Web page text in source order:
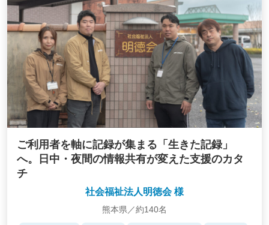
ご利用者を軸に記録が集まる「生きた記録」
へ。日中・夜間の情報共有が変えた支援のカタ
チ
社会福祉法人明徳会 様
熊本県／約140名